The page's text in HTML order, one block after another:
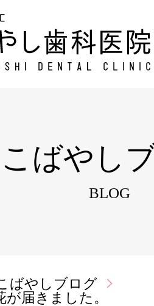
こばやし
BLOG
ばやしブログ
届きました。